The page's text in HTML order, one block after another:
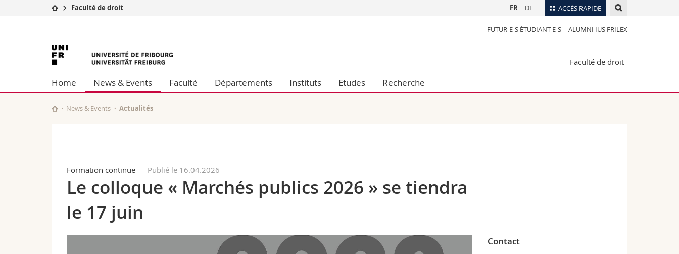
ACCÈS RAPIDE
Etudes
Campus
Université
Formation continue
Lettres et sciences humaines
Sciences de l'éducation et de la formation
Chercheurs
Collaborateurs
Annuaire du personnel
Programme des cours
FR DE
Faculté de droit
FUTUR-E-S ÉTUDIANT-E-S ALUMNI IUS FRILEX
Université
de
Fribourg
Faculté de droit
Home News & Events Faculté Départements Instituts Etudes Recherche
News & Events Actualités
Formation continue Publié le 16.04.2026
Le colloque « Marchés publics 2026 » se tiendra
le 17 juin
Contact